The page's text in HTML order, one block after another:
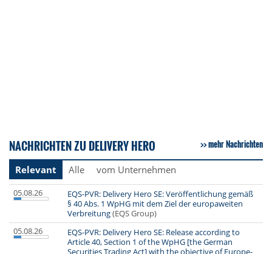
NACHRICHTEN ZU DELIVERY HERO mehr Nachrichten
Relevant Alle vom Unternehmen
05.08.26
EQS-PVR: Delivery Hero SE: Veröffentlichung gemäß
§ 40 Abs. 1 WpHG mit dem Ziel der europaweiten
Verbreitung(EQS Group)
05.08.26
EQS-PVR: Delivery Hero SE: Release according to
Article 40, Section 1 of the WpHG [the German
Securities Trading Act] with the objective of Europe-